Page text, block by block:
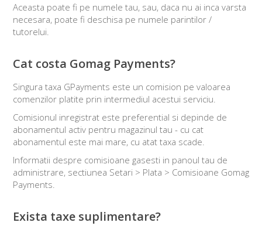
Aceasta poate fi pe numele tau, sau, daca nu ai inca varsta
necesara, poate fi deschisa pe numele parintilor /
tutorelui.
Cat costa Gomag Payments?
Singura taxa GPayments este un comision pe valoarea
comenzilor platite prin intermediul acestui serviciu.
Comisionul inregistrat este preferential si depinde de
abonamentul activ pentru magazinul tau - cu cat
abonamentul este mai mare, cu atat taxa scade.
Informatii despre comisioane gasesti in panoul tau de
administrare, sectiunea Setari > Plata > Comisioane Gomag
Payments.
Exista taxe suplimentare?